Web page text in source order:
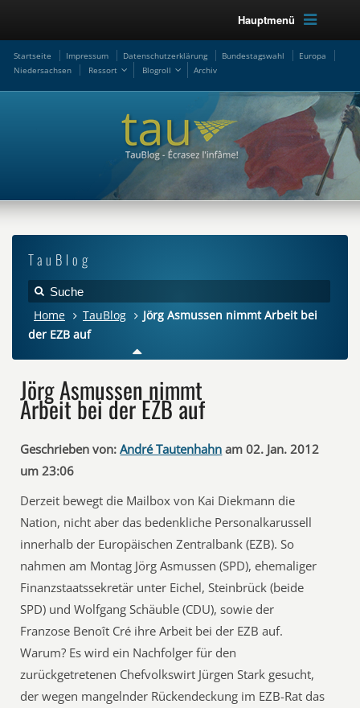
Hauptmenü
Startseite Impressum Datenschutzerklärung Bundestagswahl
Europa
Niedersachsen
Ressort Blogroll Archiv
TauBlog
Home TauBlog
Jörg Asmussen nimmt Arbeit bei
der EZB auf
Jörg Asmussen nimmt
Arbeit bei der EZB auf
Geschrieben von: André Tautenhahn am 02. Jan. 2012
um 23:06
Derzeit bewegt die Mailbox von Kai Diekmann die
Nation, nicht aber das bedenkliche Personalkarussell
innerhalb der Europäischen Zentralbank (EZB). So
nahmen am Montag Jörg Asmussen (SPD), ehemaliger
Finanzstaatssekretär unter Eichel, Steinbrück (beide
SPD) und Wolfgang Schäuble (CDU), sowie der
Franzose Benoît Cré ihre Arbeit bei der EZB auf.
Warum? Es wird ein Nachfolger für den
zurückgetretenen Chefvolkswirt Jürgen Stark gesucht,
der wegen mangelnder Rückendeckung im EZB-Rat das